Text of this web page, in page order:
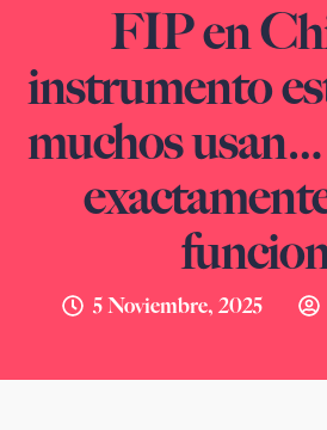
FIP en
instrumento
muchos
5 Noviembre, 2025